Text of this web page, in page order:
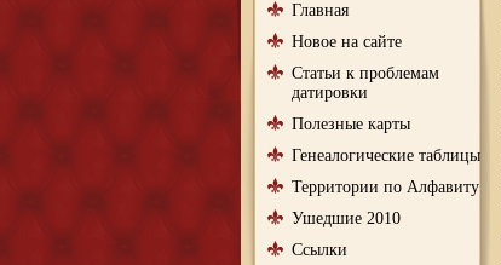
Главная
Новое на сайте
Статьи к проблемам
датировки
Полезные карты
Генеалогические таблицы
Территории по Алфавиту
Ушедшие 2010
Ссылки